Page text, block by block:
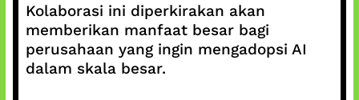
Kolaborasi ini diperkirakan akan
memberikan manfaat besar bagi
perusahaan yang ingin mengadopsi AI
dalam skala besar.